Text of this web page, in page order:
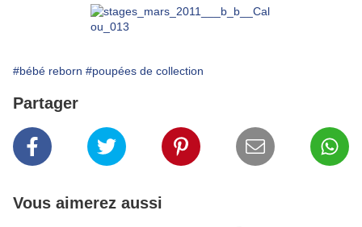
#bébé reborn #poupées de collection
Partager
Vous aimerez aussi